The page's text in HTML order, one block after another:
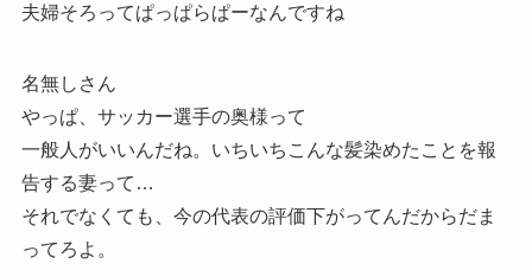
夫婦そろってぱっぱらぱーなんですね
名無しさん
やっぱ、サッカー選手の奥様って
一般人がいいんだね。いちいちこんな髪染めたことを報
告する妻って…
それでなくても、今の代表の評価下がってんだからだま
ってろよ。